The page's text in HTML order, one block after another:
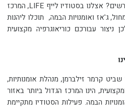
האירוע בריקוד סולו מרגש ומרשים? אצלנו בסטודיו לייף LIFE, המרכז
הגדול באזור השרון ללימודי מחול, ג'אז ואומנויות הבמה, תוכלו ליהנות
עבורכם כוריאוגרפיה מקצועית
סטודיו LIFE, המנוהל על ידי שביט קרמר זילברמן, מנהלת אומנותיות,
רקדנית וכוריאוגרפית מנוסה ומקצועית, הינו המרכז הגדול ביותר באזור
השרון ללימודי מחול, ג'אז ואומנויות הבמה. פעילות הסטודיו מתקיימת